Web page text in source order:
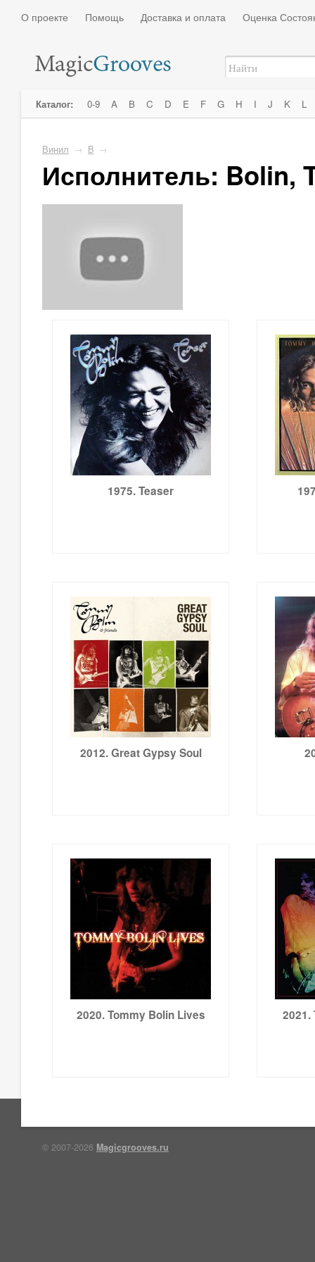
О проекте Помощь Доставка и оплата Оценка
Каталог: 0-9 A B C D E F G H I J K L
Винил → B →
Исполнитель: Bolin,
1975. Teaser
2012. Great Gypsy Soul
2020. Tommy Bolin Lives 2021.
© 2007-2026 Magicgrooves.ru